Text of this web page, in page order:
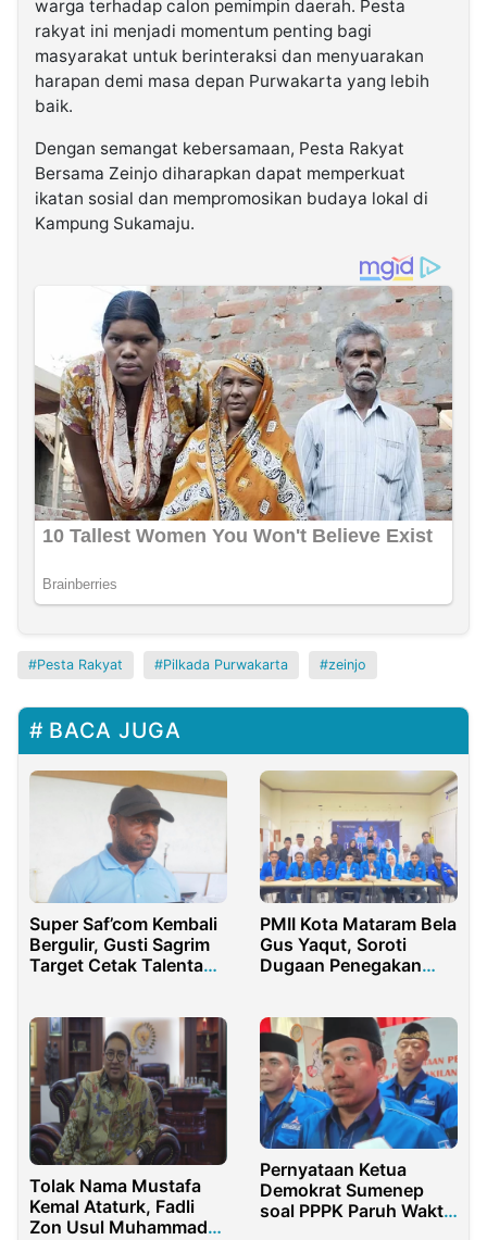
warga terhadap calon pemimpin daerah. Pesta
rakyat ini menjadi momentum penting bagi
masyarakat untuk berinteraksi dan menyuarakan
harapan demi masa depan Purwakarta yang lebih
baik.
Dengan semangat kebersamaan, Pesta Rakyat
Bersama Zeinjo diharapkan dapat memperkuat
ikatan sosial dan mempromosikan budaya lokal di
Kampung Sukamaju.
Pesta Rakyat Pilkada Purwakarta zeinjo
BACA JUGA
Super Saf’com Kembali
Bergulir, Gusti Sagrim
Target Cetak Talenta
PMII Kota Mataram Bela
Gus Yaqut, Soroti
Dugaan Penegakan
Tolak Nama Mustafa
Kemal Ataturk, Fadli
Zon Usul Muhammad
Pernyataan Ketua
Demokrat Sumenep
soal PPPK Paruh Waktu